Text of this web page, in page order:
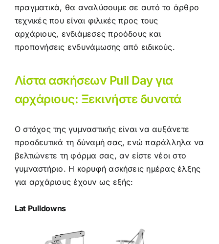
πραγματικά, θα αναλύσουμε σε αυτό το άρθρο
τεχνικές που είναι φιλικές προς τους
αρχάριους, ενδιάμεσες προόδους και
προπονήσεις ενδυνάμωσης από ειδικούς.
Λίστα ασκήσεων Pull Day για
αρχάριους: Ξεκινήστε δυνατά
Ο στόχος της γυμναστικής είναι να αυξάνετε
προοδευτικά τη δύναμή σας, ενώ παράλληλα να
βελτιώνετε τη φόρμα σας, αν είστε νέοι στο
γυμναστήριο. Η κορυφήασκήσεις ημέρας έλξης
για αρχάριους έχουν ως εξής:
Lat Pulldowns